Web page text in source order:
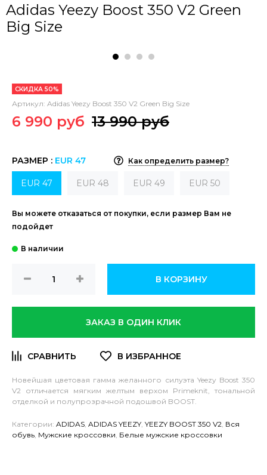
Adidas Yeezy Boost 350 V2 Green
Big Size
СКИДКА 50%
Артикул: Adidas Yeezy Boost 350 V2 Green Big Size
6 990 руб 13 990 руб
РАЗМЕР : EUR 47 Как определить размер?
EUR 47 EUR 48 EUR 49 EUR 50
Вы можете отказаться от покупки, если размер Вам не
подойдет
В КОРЗИНУ
ЗАКАЗ В ОДИН КЛИК
Новейшая цветовая гамма желанного силуэта Yeezy Boost 350
V2 отличается мягким желтым верхом Primeknit, тональной
отделкой и полупрозрачной подошвой BOOST.
Категории: ADIDAS ADIDAS YEEZY YEEZY BOOST 350 V2 Вся
обувь Мужские кроссовки Белые мужские кроссовки